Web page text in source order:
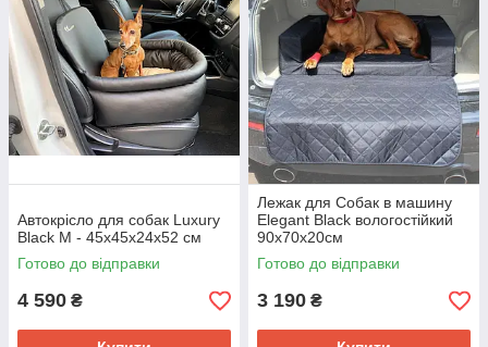
Автокрісло для собак Luxury
Black M - 45x45x24x52 см
Готово до відправки
4 590 ₴
Лежак для Собак в машину
Elegant Black вологостійкий
90х70х20см
Готово до відправки
3 190 ₴